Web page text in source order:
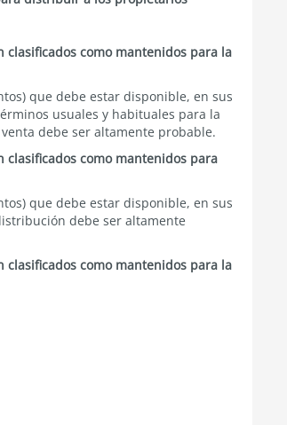
clasificados como mantenidos para la
que debe estar disponible, en sus
usuales y habituales para la
debe ser altamente probable.
clasificados como mantenidos para
que debe estar disponible, en sus
debe ser altamente
clasificados como mantenidos para la